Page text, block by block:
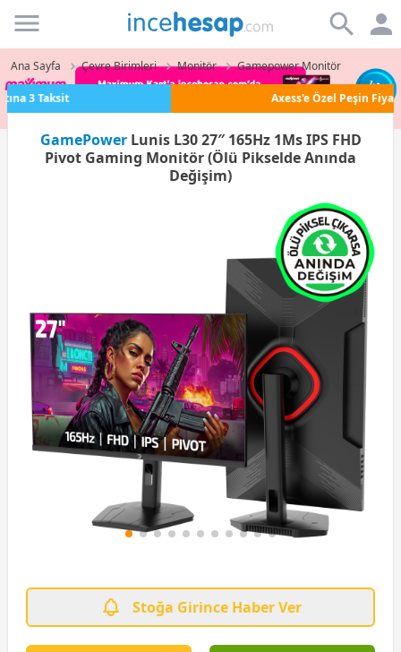
Incehesap
Ana Sayfa Çevre Birimleri Monitör Gamepower Monitör
Axess'e Özel Peşin Fiyatına 6 Taksit
GamePowerLunis L30 27″ 165Hz 1Ms IPS FHD
Pivot Gaming Monitör (Ölü Pikselde Anında
Değişim)
Stoğa Girince Haber Ver